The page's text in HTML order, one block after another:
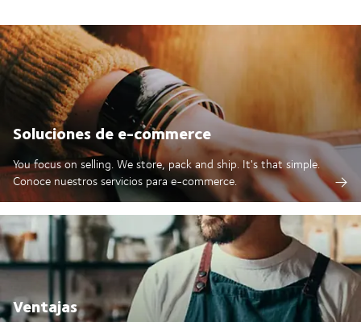
Soluciones de e-commerce
You focus on selling. We store, pack and ship. It's that simple.
Conoce nuestros servicios para e-commerce.
Ventajas